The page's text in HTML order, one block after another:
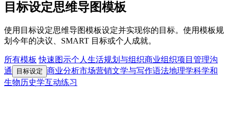
目标设定思维导图模板
使用目标设定思维导图模板设定并实现你的目标。使用模板规
划今年的决议、SMART 目标或个人成就。
所有模板 快速图示个人生活规划与组织商业组织项目管理沟
通
目标设定 商业分析市场营销文学与写作语法地理学科学和
生物历史学互动练习